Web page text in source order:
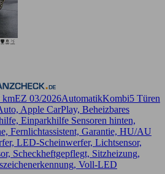
kmEZ 03/2026AutomatikKombi5 Türen
Apple CarPlay, Beheizbares
Einparkhilfe Sensoren hinten,
Fernlichtassistent, Garantie, HU/AU
LED-Scheinwerfer, Lichtsensor,
Scheckheftgepflegt, Sitzheizung,
Voll-LED